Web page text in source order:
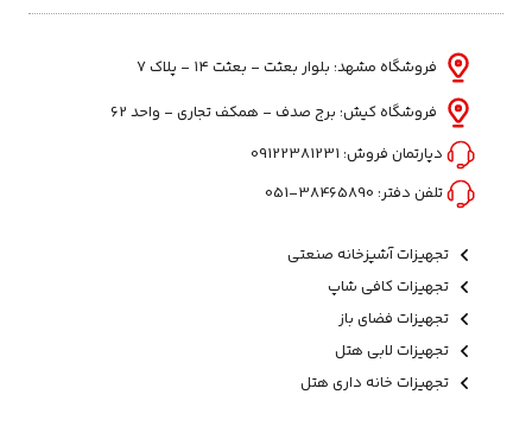
فروشگاه مشهد: بلوار بعثت - بعثت ۱۴ - پلاک ۷
فروشگاه کیش: برج صدف - همکف تجاری - واحد 62
دپارتمان فروش: 09122381231
تلفن دفتر: 38465890-051
تجهیزات آشپزخانه صنعتی
تجهیزات کافی شاپ
تجهیزات فضای باز
تجهیزات لابی هتل
تجهیزات خانه داری هتل